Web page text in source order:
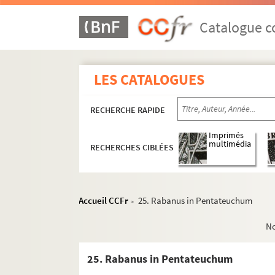
Catalogue
LES CATALOGUES
RECHERCHE RAPIDE
RECHERCHES CIBLÉES
Imprimés
multimédia
Accueil CCFr > 25. Rabanus in Pentateuchum
25. Rabanus in Pentateuchum
1. Biblia sacra
3. Decretales Gregorii IX cum glossis
4. Decretales Gregorii IX cum glossis
6. Decretum Gratiani. — Desinit : « Nisi quod
8. Decretales Gregorii IX
9. S. Augustinus in Psalmos